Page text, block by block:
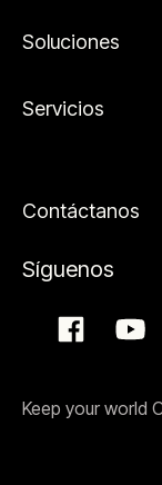
Soluciones
Servicios
Contáctanos
Síguenos
Keep your world